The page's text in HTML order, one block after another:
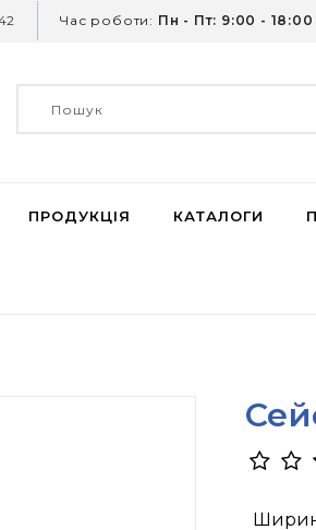
Час роботи: Пн - Пт: 9:00 - 18:00
ПРОДУКЦІЯ КАТАЛОГИ